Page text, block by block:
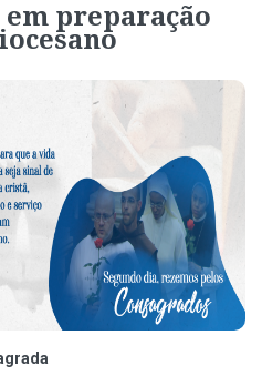
em preparação